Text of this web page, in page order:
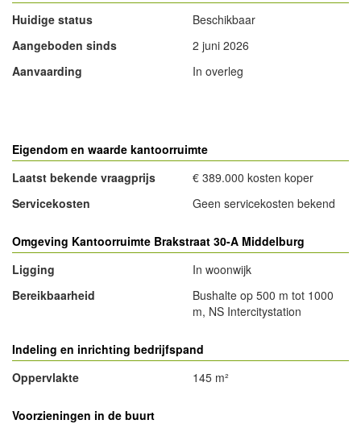
Huidige status
Beschikbaar
Aangeboden sinds
2 juni 2026
Aanvaarding
In overleg
Laatst bekende vraagprijs
€ 389.000 kosten koper
Ligging
In woonwijk
Bushalte op 500 m tot 1000